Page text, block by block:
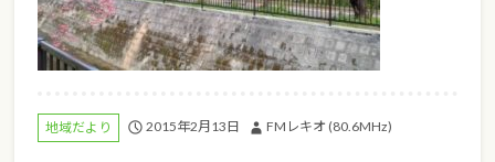
地域だより 2015年2月13日 FMレキオ (80.6MHz)